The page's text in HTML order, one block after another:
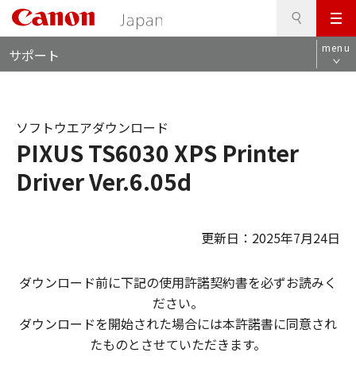
メ
ニ
ュ
サポート menu
PIXUS TS6030 XPS Printer
Driver Ver.6.05d
ソフトウエアダウンロード
更新日：2025年7月24日
ダウンロード前に下記の使用許諾契約書を必ずお読みく
ださい。
ダウンロードを開始された場合には本許諾書に同意され
たものとさせていただきます。